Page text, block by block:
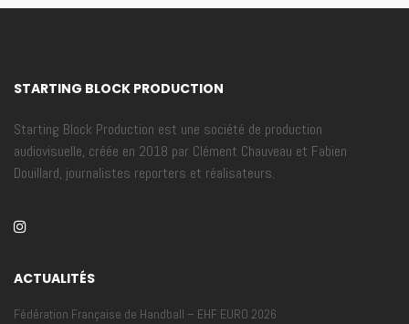
STARTING BLOCK PRODUCTION
Starting Block Production est une société de production
audiovisuelle, créée en 2018 par Clément Chauveau et Fabien
Douillard, journalistes reporters et réalisateurs.
ACTUALITÉS
Fédération Française de Handball – EHF EURO 2026